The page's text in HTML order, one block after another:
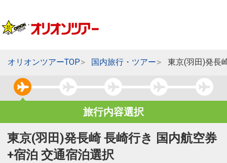
オリオンツアーTOP 国内旅行・ツアー 東京(羽田)発長
旅行内容選択
東京(羽田)発長崎 長崎行き 国内航空券
+宿泊 交通宿泊選択